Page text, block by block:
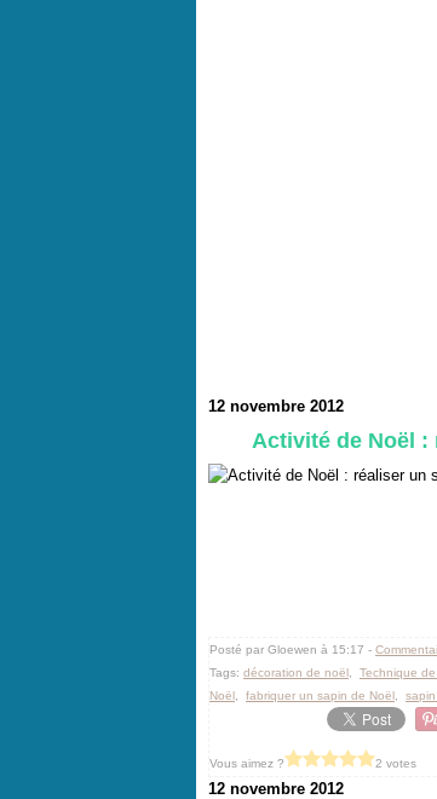
12 novembre 2012
Activité de Noël :
Posté par Gloewen à 15:17 -
Tags: décoration de noël Technique
Noël
fabriquer un sapin de Noël
Vous aimez ? 2 votes
12 novembre 2012